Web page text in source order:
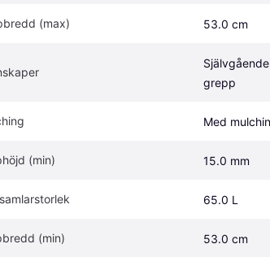
(max) 53.0 cm
grepp
Med
(min) 15.0 mm
65.0 L
(min) 53.0 cm